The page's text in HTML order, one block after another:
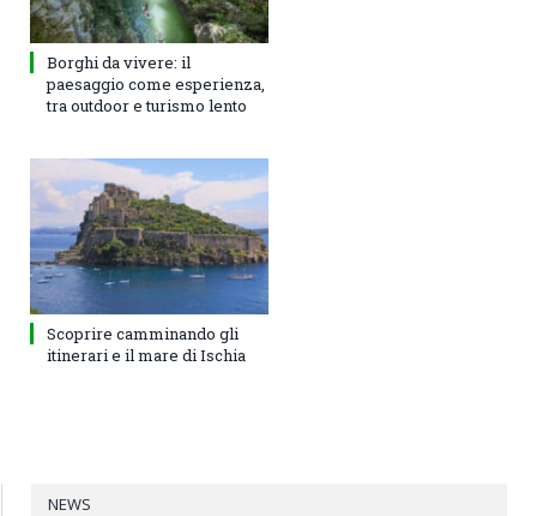
Borghi da vivere: il
paesaggio come esperienza,
tra outdoor e turismo lento
Scoprire camminando gli
itinerari e il mare di Ischia
NEWS